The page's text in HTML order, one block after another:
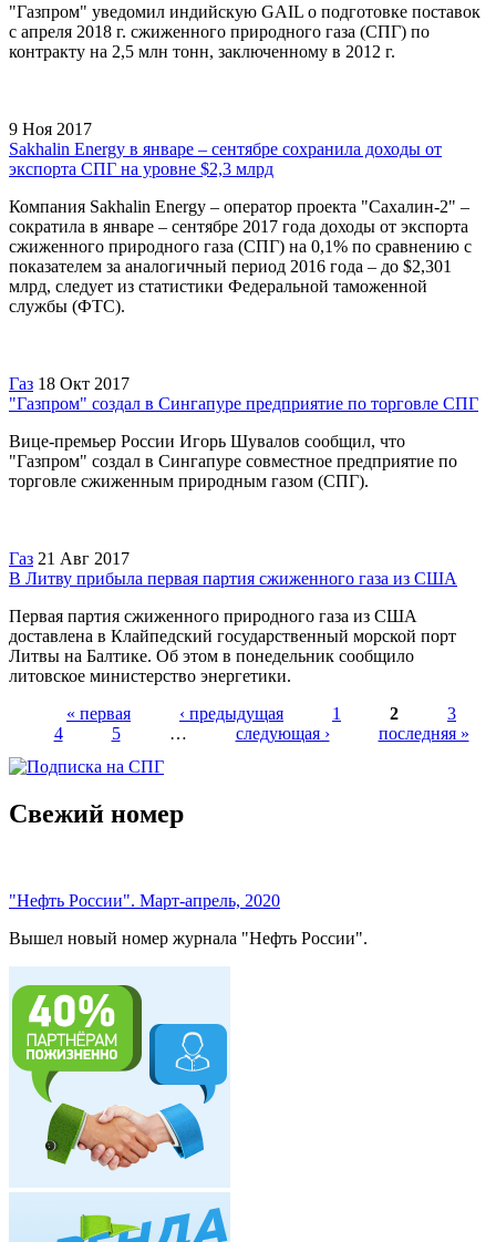
"Газпром" уведомил индийскую GAIL о подготовке поставок
с апреля 2018 г. сжиженного природного газа (СПГ) по
контракту на 2,5 млн тонн, заключенному в 2012 г.
9 Ноя 2017
Sakhalin Energy в январе – сентябре сохранила доходы от
экспорта СПГ на уровне $2,3 млрд
Компания Sakhalin Energy – оператор проекта "Сахалин-2" –
сократила в январе – сентябре 2017 года доходы от экспорта
сжиженного природного газа (СПГ) на 0,1% по сравнению с
показателем за аналогичный период 2016 года – до $2,301
млрд, следует из статистики Федеральной таможенной
службы (ФТС).
Газ 18 Окт 2017
"Газпром" создал в Сингапуре предприятие по торговле СПГ
Вице-премьер России Игорь Шувалов сообщил, что
"Газпром" создал в Сингапуре совместное предприятие по
торговле сжиженным природным газом (СПГ).
Газ 21 Авг 2017
В Литву прибыла первая партия сжиженного газа из США
Первая партия сжиженного природного газа из США
доставлена в Клайпедский государственный морской порт
Литвы на Балтике. Об этом в понедельник сообщило
литовское министерство энергетики.
Страницы
« первая ‹ предыдущая 1 2
3
4
5 … следующая › последняя »
Свежий номер
"Нефть России". Март-апрель, 2020
Вышел новый номер журнала "Нефть России".